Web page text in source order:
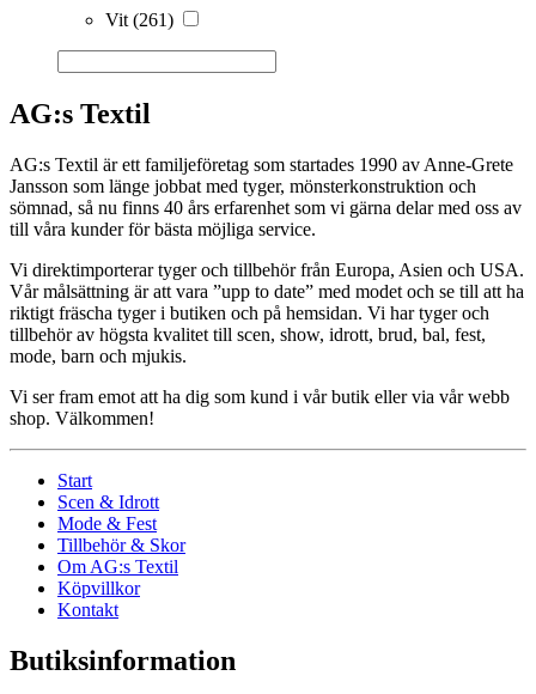
Vit (261)
AG:s Textil
AG:s Textil är ett familjeföretag som startades 1990 av Anne-Grete
Jansson som länge jobbat med tyger, mönsterkonstruktion och
sömnad, så nu finns 40 års erfarenhet som vi gärna delar med oss av
till våra kunder för bästa möjliga service.
Vi direktimporterar tyger och tillbehör från Europa, Asien och USA.
Vår målsättning är att vara ”upp to date” med modet och se till att ha
riktigt fräscha tyger i butiken och på hemsidan. Vi har tyger och
tillbehör av högsta kvalitet till scen, show, idrott, brud, bal, fest,
mode, barn och mjukis.
Vi ser fram emot att ha dig som kund i vår butik eller via vår webb
shop. Välkommen!
Start
Scen & Idrott
Mode & Fest
Tillbehör & Skor
Om AG:s Textil
Köpvillkor
Kontakt
Butiksinformation